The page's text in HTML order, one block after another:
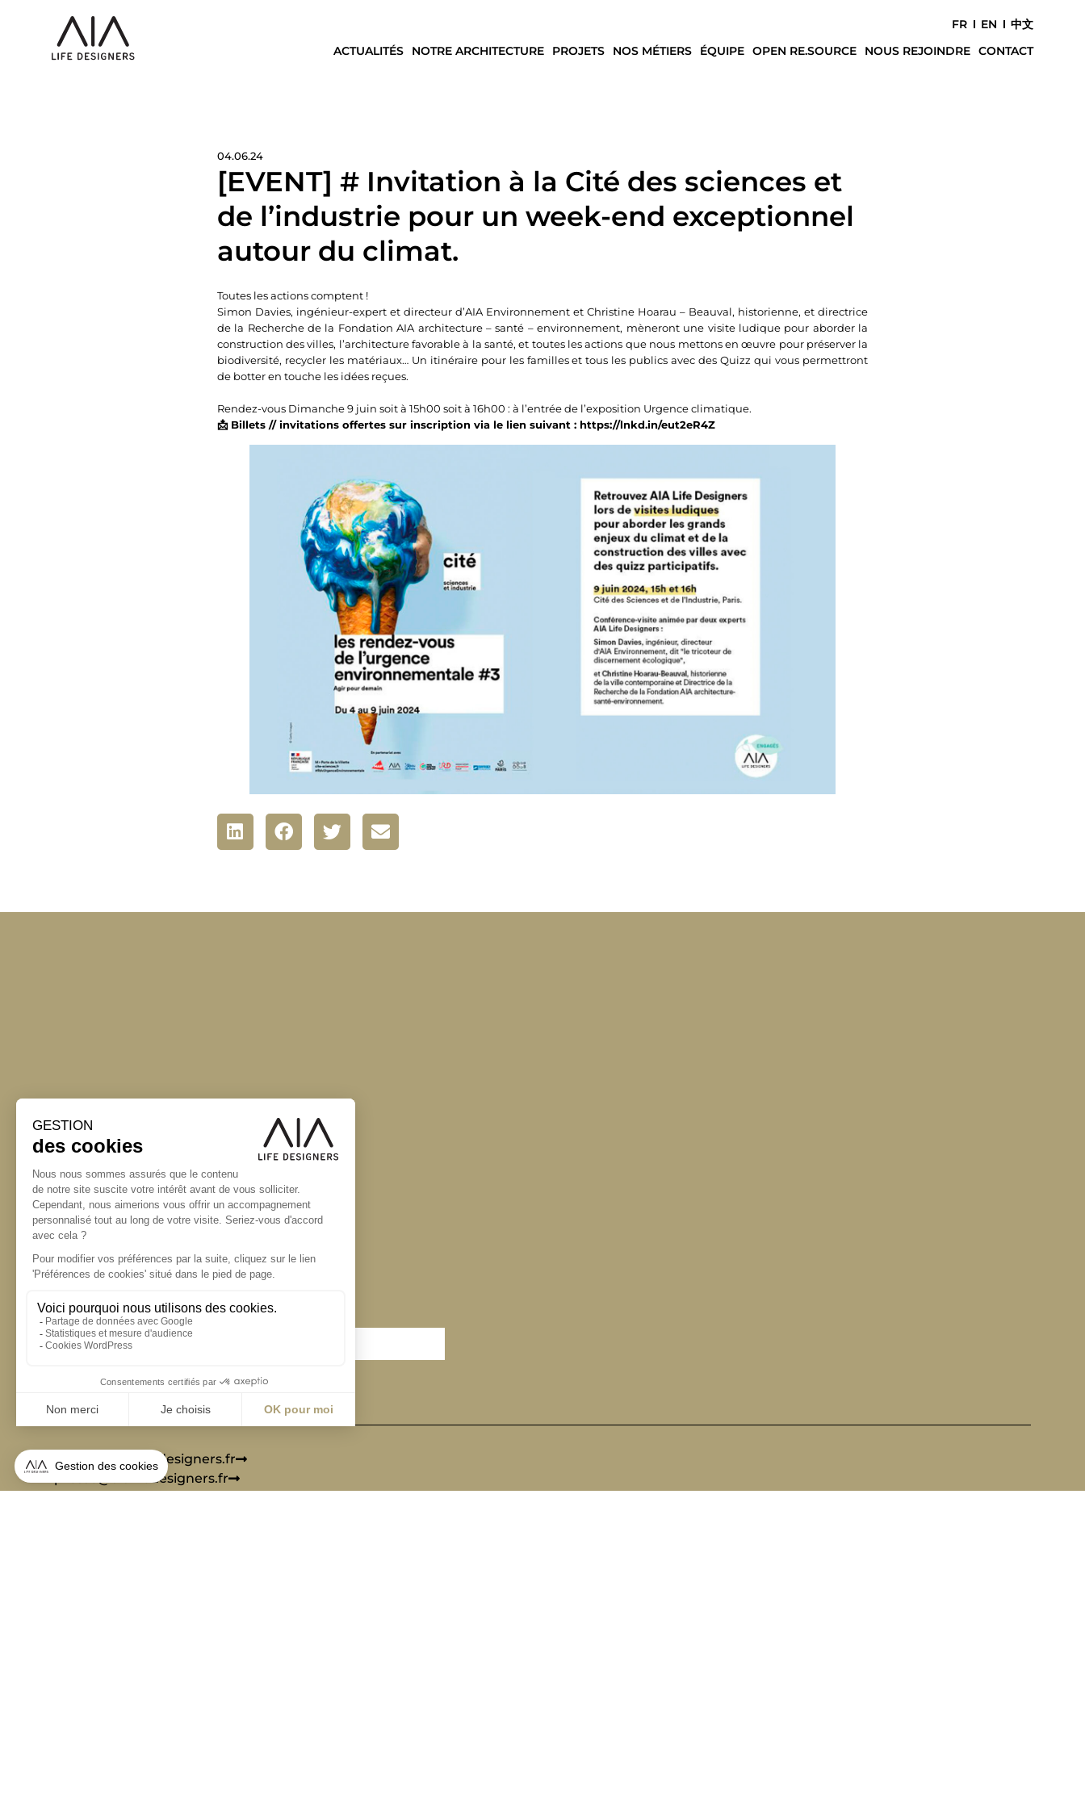
FR EN
中文
ACTUALITÉS
NOTRE ARCHITECTURE PROJETS NOS MÉTIERS ÉQUIPE OPEN RE.SOURCE NOUS REJOINDRE CONTACT
04.06.24
[EVENT] # Invitation à la Cité des sciences et
de l’industrie pour un week-end exceptionnel
autour du climat.
Toutes les actions comptent !
Simon Davies, ingénieur-expert et directeur d’AIA Environnement et Christine Hoarau – Beauval, historienne, et directrice
de la Recherche de la Fondation AIA architecture – santé – environnement, mèneront une visite ludique pour aborder la
construction des villes, l’architecture favorable à la santé, et toutes les actions que nous mettons en œuvre pour préserver la
biodiversité, recycler les matériaux… Un itinéraire pour les familles et tous les publics avec des Quizz qui vous permettront
de botter en touche les idées reçues.
Rendez-vous Dimanche 9 juin soit à 15h00 soit à 16h00 : à l’entrée de l’exposition Urgence climatique.
📩 Billets // invitations offertes sur inscription via le lien suivant : https://lnkd.in/eut2eR4Z
S'inscrire à la newsletter
ABONNEZ-VOUS
Alternative:
contact@aialifedesigners.fr
presse@aialifedesigners.fr